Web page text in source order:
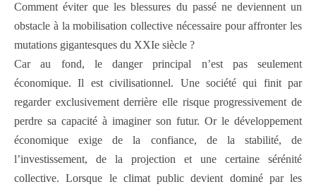
Comment éviter que les blessures du passé ne deviennent un
obstacle à la mobilisation collective nécessaire pour affronter les
mutations gigantesques du XXIe siècle ?
Car au fond, le danger principal n’est pas seulement
économique. Il est civilisationnel. Une société qui finit par
regarder exclusivement derrière elle risque progressivement de
perdre sa capacité à imaginer son futur. Or le développement
économique exige de la confiance, de la stabilité, de
l’investissement, de la projection et une certaine sérénité
collective. Lorsque le climat public devient dominé par les